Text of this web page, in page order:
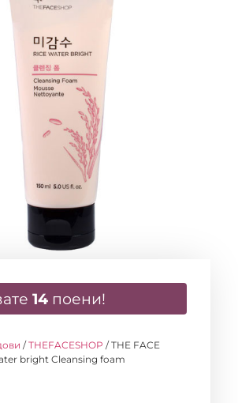
14 поени!
/THEFACESHOP / THE FACE
bright Cleansing foam